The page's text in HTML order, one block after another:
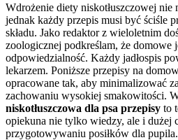
Wdrożenie diety niskotłuszczowej nie
jednak każdy przepis musi być ściśle
składu. Jako redaktor z wieloletnim
zoologicznej podkreślam, że domowe
odpowiedzialność. Każdy jadłospis
lekarzem. Poniższe przepisy na
opracowane tak, aby minimalizować
zachowaniu wysokiej smakowitości.
niskotłuszczowa dla psa przepisy to
opiekuna nie tylko wiedzy, ale i dużej
przygotowywaniu posiłków dla pupila.